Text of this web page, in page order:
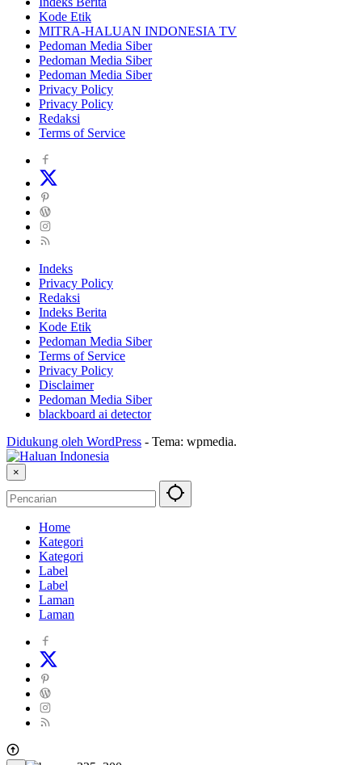
Kode Etik
MITRA-HALUAN INDONESIA TV
Pedoman Media Siber
Pedoman Media Siber
Pedoman Media Siber
Privacy Policy
Privacy Policy
Redaksi
Terms of Service
Indeks
Privacy Policy
Redaksi
Indeks Berita
Kode Etik
Pedoman Media Siber
Terms of Service
Privacy Policy
Disclaimer
Pedoman Media Siber
blackboard ai detector
Didukung oleh WordPress - Tema: wpmedia.
×
Home
Kategori
Kategori
Label
Label
Laman
Laman